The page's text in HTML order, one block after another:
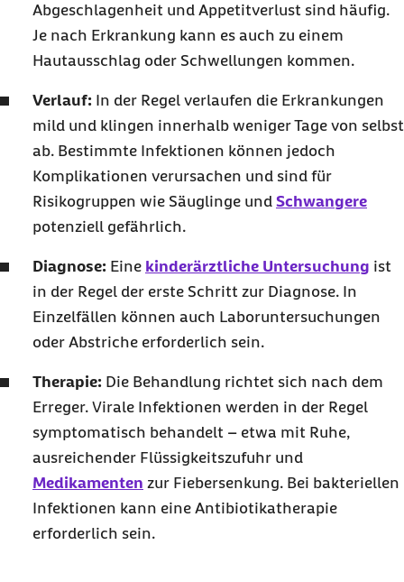
Abgeschlagenheit und Appetitverlust sind häufig.
Je nach Erkrankung kann es auch zu einem
Hautausschlag oder Schwellungen kommen.
Verlauf: In der Regel verlaufen die Erkrankungen
mild und klingen innerhalb weniger Tage von selbst
ab. Bestimmte Infektionen können jedoch
Komplikationen verursachen und sind für
Risikogruppen wie Säuglinge und Schwangere
potenziell gefährlich.
Diagnose: Eine kinderärztliche Untersuchung ist
in der Regel der erste Schritt zur Diagnose. In
Einzelfällen können auch Laboruntersuchungen
oder Abstriche erforderlich sein.
Therapie: Die Behandlung richtet sich nach dem
Erreger. Virale Infektionen werden in der Regel
symptomatisch behandelt – etwa mit Ruhe,
ausreichender Flüssigkeitszufuhr und
Medikamenten zur Fiebersenkung. Bei bakteriellen
Infektionen kann eine Antibiotikatherapie
erforderlich sein.